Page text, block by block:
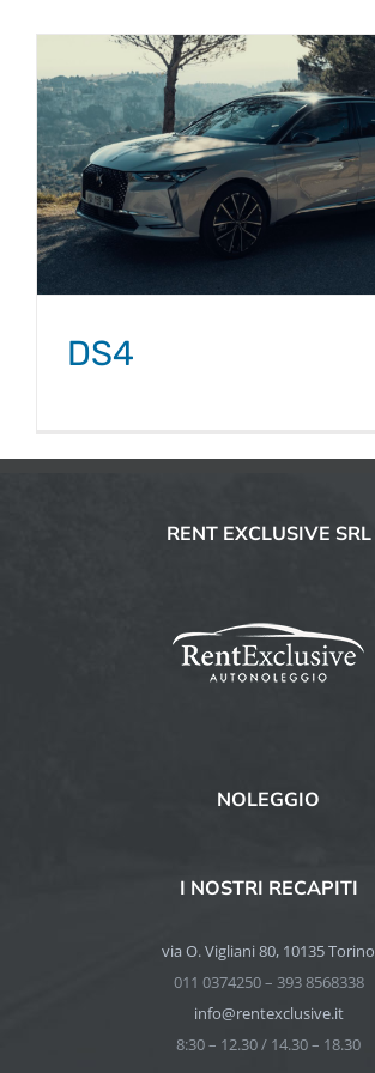
DS4
RENT EXCLUSIVE SRL
NOLEGGIO
I NOSTRI RECAPITI
via O. Vigliani 80, 10135 Torino
011 0374250 – 393 8568338
info@rentexclusive.it
8:30 – 12.30 / 14.30 – 18.30